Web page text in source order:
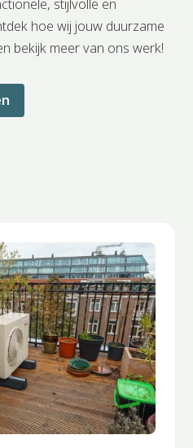
stijlvolle en
hoe wij jouw duurzame
bekijk meer van ons werk!